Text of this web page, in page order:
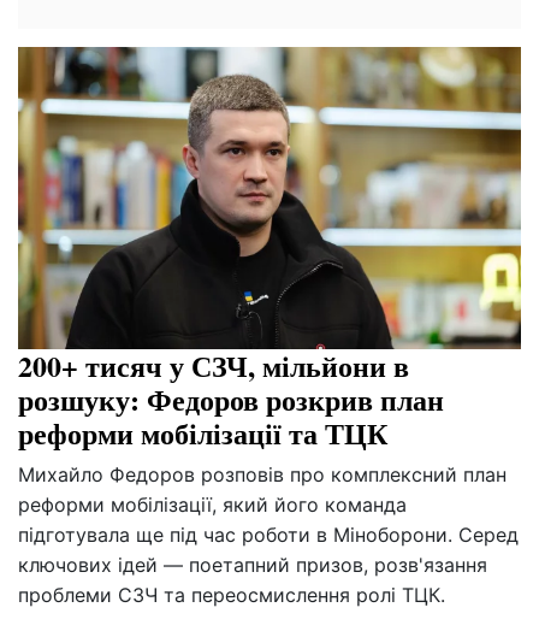
200+ тисяч у СЗЧ, мільйони в
розшуку: Федоров розкрив план
реформи мобілізації та ТЦК
Михайло Федоров розповів про комплексний план
реформи мобілізації, який його команда
підготувала ще під час роботи в Міноборони. Серед
ключових ідей — поетапний призов, розв'язання
проблеми СЗЧ та переосмислення ролі ТЦК.